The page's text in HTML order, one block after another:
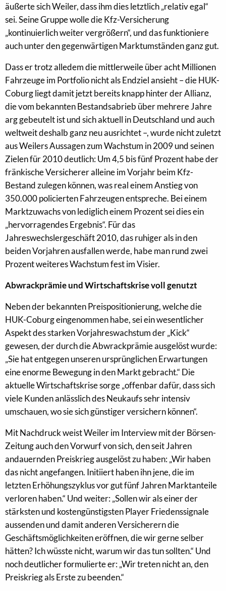
äußerte sich Weiler, dass ihm dies letztlich „relativ egal“
sei. Seine Gruppe wolle die Kfz-Versicherung
„kontinuierlich weiter vergrößern“, und das funktioniere
auch unter den gegenwärtigen Marktumständen ganz gut.
Dass er trotz alledem die mittlerweile über acht Millionen
Fahrzeuge im Portfolio nicht als Endziel ansieht – die HUK-
Coburg liegt damit jetzt bereits knapp hinter der Allianz,
die vom bekannten Bestandsabrieb über mehrere Jahre
arg gebeutelt ist und sich aktuell in Deutschland und auch
weltweit deshalb ganz neu ausrichtet –, wurde nicht zuletzt
aus Weilers Aussagen zum Wachstum in 2009 und seinen
Zielen für 2010 deutlich: Um 4,5 bis fünf Prozent habe der
fränkische Versicherer alleine im Vorjahr beim Kfz-
Bestand zulegen können, was real einem Anstieg von
350.000 policierten Fahrzeugen entspreche. Bei einem
Marktzuwachs von lediglich einem Prozent sei dies ein
„hervorragendes Ergebnis“. Für das
Jahreswechslergeschäft 2010, das ruhiger als in den
beiden Vorjahren ausfallen werde, habe man rund zwei
Prozent weiteres Wachstum fest im Visier.
Abwrackprämie und Wirtschaftskrise voll genutzt
Neben der bekannten Preispositionierung, welche die
HUK-Coburg eingenommen habe, sei ein wesentlicher
Aspekt des starken Vorjahreswachstum der „Kick“
gewesen, der durch die Abwrackprämie ausgelöst wurde:
„Sie hat entgegen unseren ursprünglichen Erwartungen
eine enorme Bewegung in den Markt gebracht.“ Die
aktuelle Wirtschaftskrise sorge „offenbar dafür, dass sich
viele Kunden anlässlich des Neukaufs sehr intensiv
umschauen, wo sie sich günstiger versichern können“.
Mit Nachdruck weist Weiler im Interview mit der Börsen-
Zeitung auch den Vorwurf von sich, den seit Jahren
andauernden Preiskrieg ausgelöst zu haben: „Wir haben
das nicht angefangen. Initiiert haben ihn jene, die im
letzten Erhöhungszyklus vor gut fünf Jahren Marktanteile
verloren haben.“ Und weiter: „Sollen wir als einer der
stärksten und kostengünstigsten Player Friedenssignale
aussenden und damit anderen Versicherern die
Geschäftsmöglichkeiten eröffnen, die wir gerne selber
hätten? Ich wüsste nicht, warum wir das tun sollten.“ Und
noch deutlicher formulierte er: „Wir treten nicht an, den
Preiskrieg als Erste zu beenden.“